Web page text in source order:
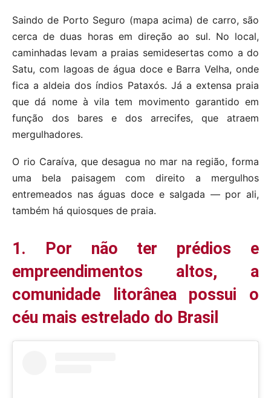
Saindo de Porto Seguro (mapa acima) de carro, são
cerca de duas horas em direção ao sul. No local,
caminhadas levam a praias semidesertas como a do
Satu, com lagoas de água doce e Barra Velha, onde
fica a aldeia dos índios Pataxós. Já a extensa praia
que dá nome à vila tem movimento garantido em
função dos bares e dos arrecifes, que atraem
mergulhadores.
O rio Caraíva, que desagua no mar na região, forma
uma bela paisagem com direito a mergulhos
entremeados nas águas doce e salgada — por ali,
também há quiosques de praia.
1. Por não ter prédios e
empreendimentos altos, a
comunidade litorânea possui o
céu mais estrelado do Brasil